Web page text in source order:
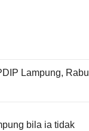
Lampung, Rabu
bila ia tidak